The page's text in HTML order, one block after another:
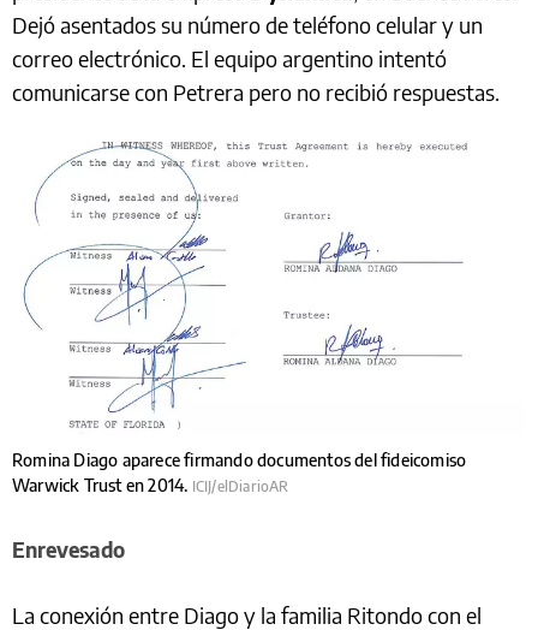
Dejó asentados su número de teléfono celular y un
correo electrónico. El equipo argentino intentó
comunicarse con Petrera pero no recibió respuestas.
Romina Diago aparece firmando documentos del fideicomiso
Warwick Trust en 2014. ICIJ/elDiarioAR
Enrevesado
La conexión entre Diago y la familia Ritondo con el